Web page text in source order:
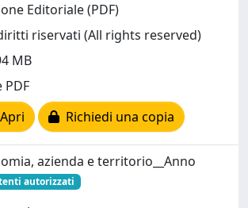
Editoriale (PDF)
riservati (All rights reserved)
MB
Richiedi una copia
azienda e territorio__Anno
autorizzati